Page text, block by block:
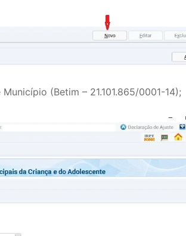
(Betim – 21.101.865/0001-14);